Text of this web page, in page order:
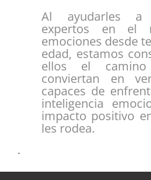
Al ayudarles a
expertos en el
emociones desde
edad, estamos
ellos el
conviertan en
capaces de
inteligencia
impacto positivo
les rodea.
.